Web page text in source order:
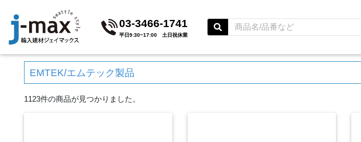
03-3466-1741
平⽇9:30~17:00 ⼟⽇祝休業
EMTEK/エムテック製品
1123件の商品が見つかりました。